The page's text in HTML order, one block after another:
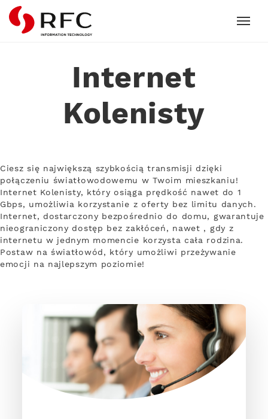
RFC
Internet
Kolenisty
Ciesz się największą szybkością transmisji dzięki
połączeniu światłowodowemu w Twoim mieszkaniu!
Internet Kolenisty, który osiąga prędkość nawet do 1
Gbps, umożliwia korzystanie z oferty bez limitu danych.
Internet, dostarczony bezpośrednio do domu, gwarantuje
nieograniczony dostęp bez zakłóceń, nawet , gdy z
internetu w jednym momencie korzysta cała rodzina.
Postaw na światłowód, który umożliwi przeżywanie
emocji na najlepszym poziomie!